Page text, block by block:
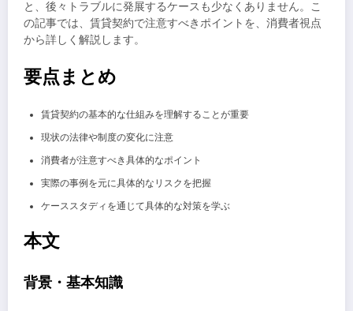
と、後々トラブルに発展するケースも少なくありません。こ
の記事では、賃貸契約で注意すべきポイントを、消費者視点
から詳しく解説します。
要点まとめ
賃貸契約の基本的な仕組みを理解することが重要
現状の法律や制度の変化に注意
消費者が注意すべき具体的なポイント
実際の事例を元に具体的なリスクを把握
ケーススタディを通じて具体的な対策を学ぶ
本文
背景・基本知識